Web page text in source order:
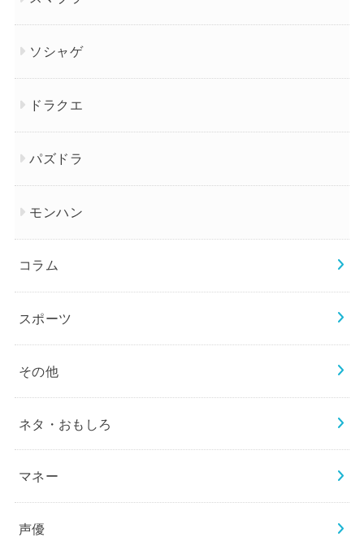
ソシャゲ
ドラクエ
パズドラ
モンハン
コラム
スポーツ
その他
ネタ・おもしろ
マネー
声優